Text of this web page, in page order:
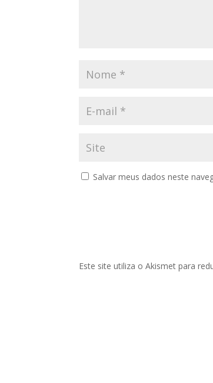
Salvar meus dados neste
Este site utiliza o Akismet para